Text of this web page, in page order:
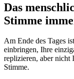
Das
Stimme
Am Ende des Tages
einbringen, Ihre
replizieren, aber nicht
Stimme.